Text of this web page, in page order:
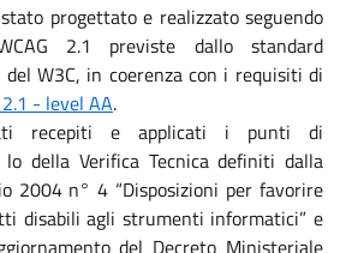
progettato e realizzato seguendo
2.1 previste dallo standard
W3C, in coerenza con i requisiti di
2.1 - level AA.
recepiti e applicati i punti di
della Verifica Tecnica definiti dalla
2004 n° 4 “Disposizioni per favorire
disabili agli strumenti informatici” e
del Decreto Ministeriale